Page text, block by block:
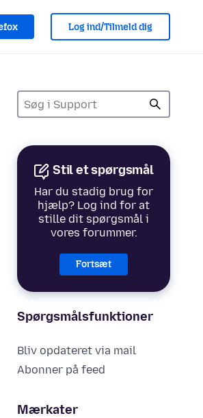
Log ind/Tilmeld dig
Stil et spørgsmål
Har du stadig brug for
hjælp? Log ind for at
stille dit spørgsmål i
vores forummer.
Fortsæt
Spørgsmålsfunktioner
Bliv opdateret via mail
Abonner på feed
Mærkater